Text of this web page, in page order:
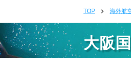
TOP 海外航
大阪